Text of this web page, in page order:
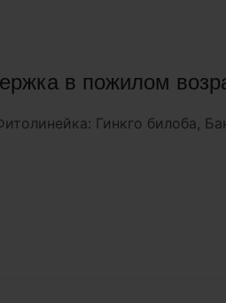
в пожилом
Гинкго билоба,